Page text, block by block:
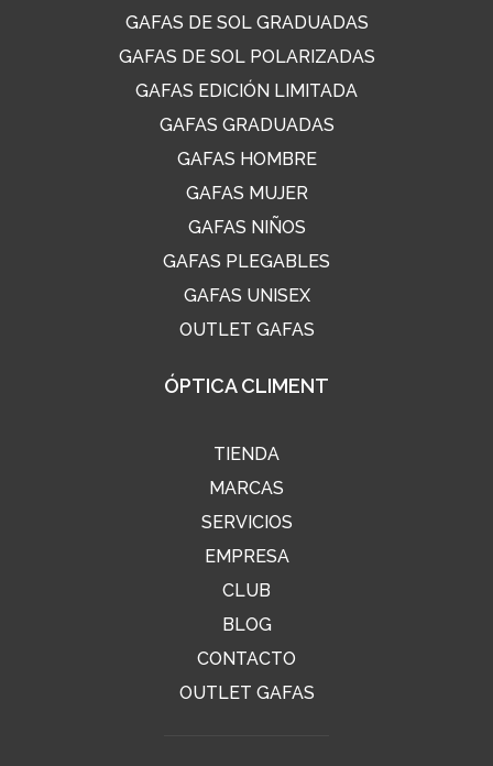
GAFAS DE SOL GRADUADAS
GAFAS DE SOL POLARIZADAS
GAFAS EDICIÓN LIMITADA
GAFAS GRADUADAS
GAFAS HOMBRE
GAFAS MUJER
GAFAS NIÑOS
GAFAS PLEGABLES
GAFAS UNISEX
OUTLET GAFAS
ÓPTICA CLIMENT
TIENDA
MARCAS
SERVICIOS
EMPRESA
CLUB
BLOG
CONTACTO
OUTLET GAFAS